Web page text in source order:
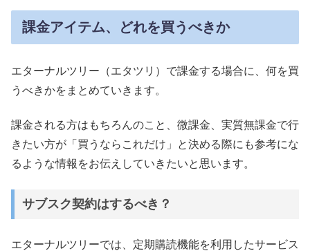
課金アイテム、どれを買うべきか
エターナルツリー（エタツリ）で課金する場合に、何を買
うべきかをまとめていきます。
課金される方はもちろんのこと、微課金、実質無課金で行
きたい方が「買うならこれだけ」と決める際にも参考にな
るような情報をお伝えしていきたいと思います。
サブスク契約はするべき？
エターナルツリーでは、定期購読機能を利用したサービス